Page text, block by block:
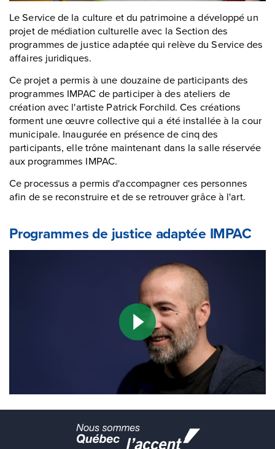
Le Service de la culture et du patrimoine a développé un
projet de médiation culturelle avec la Section des
programmes de justice adaptée qui relève du Service des
affaires juridiques.
Ce projet a permis à une douzaine de participants des
programmes IMPAC de participer à des ateliers de
création avec l'artiste Patrick Forchild. Ces créations
forment une œuvre collective qui a été installée à la cour
municipale. Inaugurée en présence de cinq des
participants, elle trône maintenant dans la salle réservée
aux programmes IMPAC.
Ce processus a permis d'accompagner ces personnes
afin de se reconstruire et de se retrouver grâce à l'art.
Programmes de justice adaptée IMPAC